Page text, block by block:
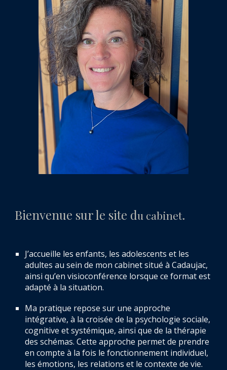
Bienvenue sur le site du cabinet.
J’accueille les enfants, les adolescents et les
adultes au sein de mon cabinet situé à Cadaujac,
ainsi qu’en visioconférence lorsque ce format est
adapté à la situation.
Ma pratique repose sur une approche
intégrative, à la croisée de la psychologie sociale,
cognitive et systémique, ainsi que de la thérapie
des schémas. Cette approche permet de prendre
en compte à la fois le fonctionnement individuel,
les émotions, les relations et le contexte de vie.